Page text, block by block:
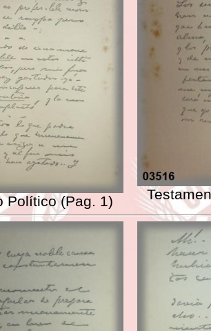
Político (Pag. 1)